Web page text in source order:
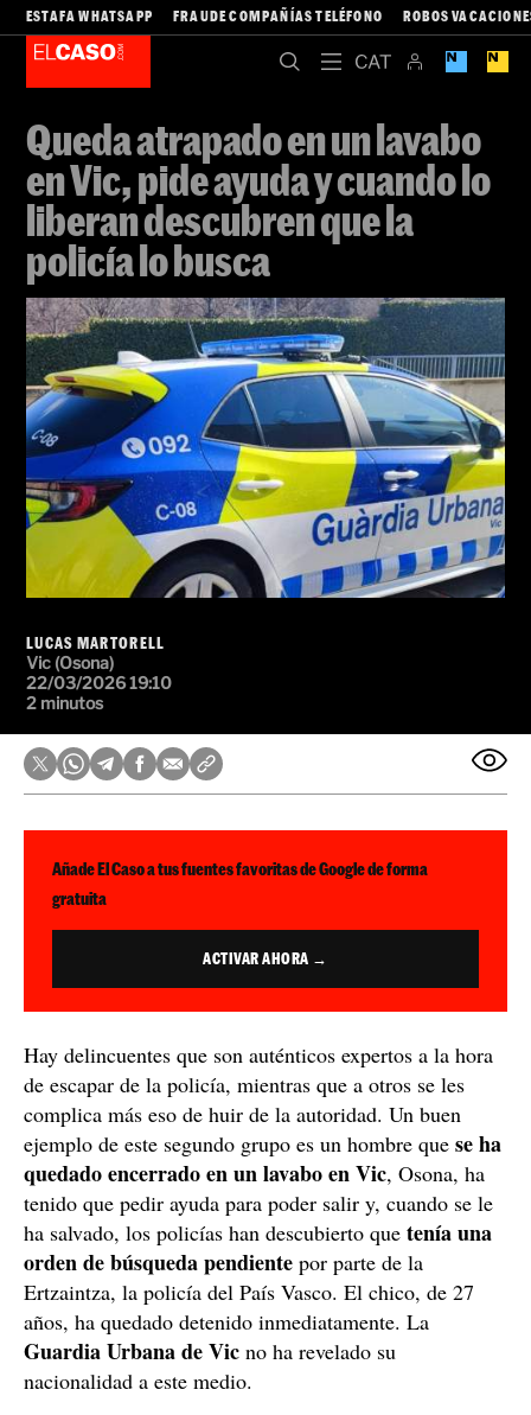
ESTAFA WHATSAPP FRAUDE COMPAÑÍAS TELÉFONO ROBOS
Queda atrapado en un lavabo
en Vic, pide ayuda y cuando lo
liberan descubren que la
policía lo busca
LUCAS MARTORELL
Vic (Osona)
22/03/2026 19:10
2 minutos
Añade El Caso a tus fuentes favoritas de Google de forma
gratuita
ACTIVAR AHORA →
Hay delincuentes que son auténticos expertos a la hora
de escapar de la policía, mientras que a otros se les
complica más eso de huir de la autoridad. Un buen
ejemplo de este segundo grupo es un hombre que se ha
quedado encerrado en un lavabo en Vic, Osona, ha
tenido que pedir ayuda para poder salir y, cuando se le
ha salvado, los policías han descubierto que tenía una
orden de búsqueda pendiente por parte de la
Ertzaintza, la policía del País Vasco. El chico, de 27
años, ha quedado detenido inmediatamente. La
Guardia Urbana de Vic no ha revelado su
nacionalidad a este medio.